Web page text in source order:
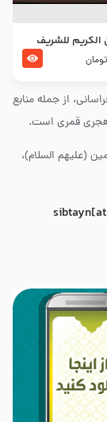
از جمله منابع
هجری قمری است.
(علیهم السلام)،
الكريم للشريف
سرّه
تومان